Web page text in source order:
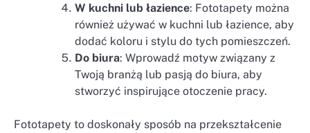
W kuchni lub łazience: Fototapety można
również używać w kuchni lub łazience, aby
dodać koloru i stylu do tych pomieszczeń.
Do biura: Wprowadź motyw związany z
Twoją branżą lub pasją do biura, aby
stworzyć inspirujące otoczenie pracy.
Fototapety to doskonały sposób na przekształcenie